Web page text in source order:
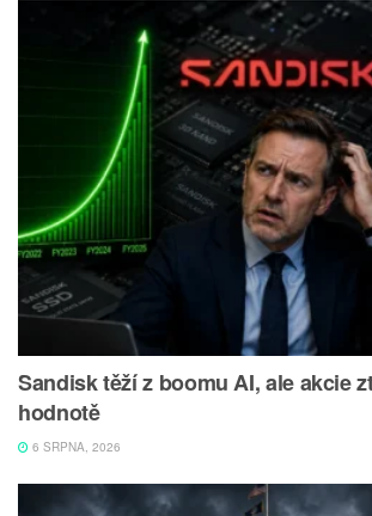
Sandisk těží z boomu AI, ale akcie
hodnotě
6 SRPNA, 2026